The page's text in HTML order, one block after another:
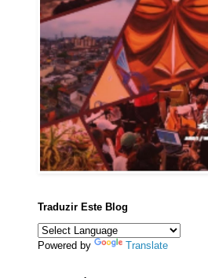
Traduzir Este Blog
Powered by Translate